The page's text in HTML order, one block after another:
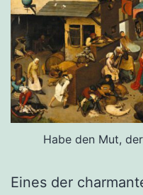
Habe den Mut,
Eines der